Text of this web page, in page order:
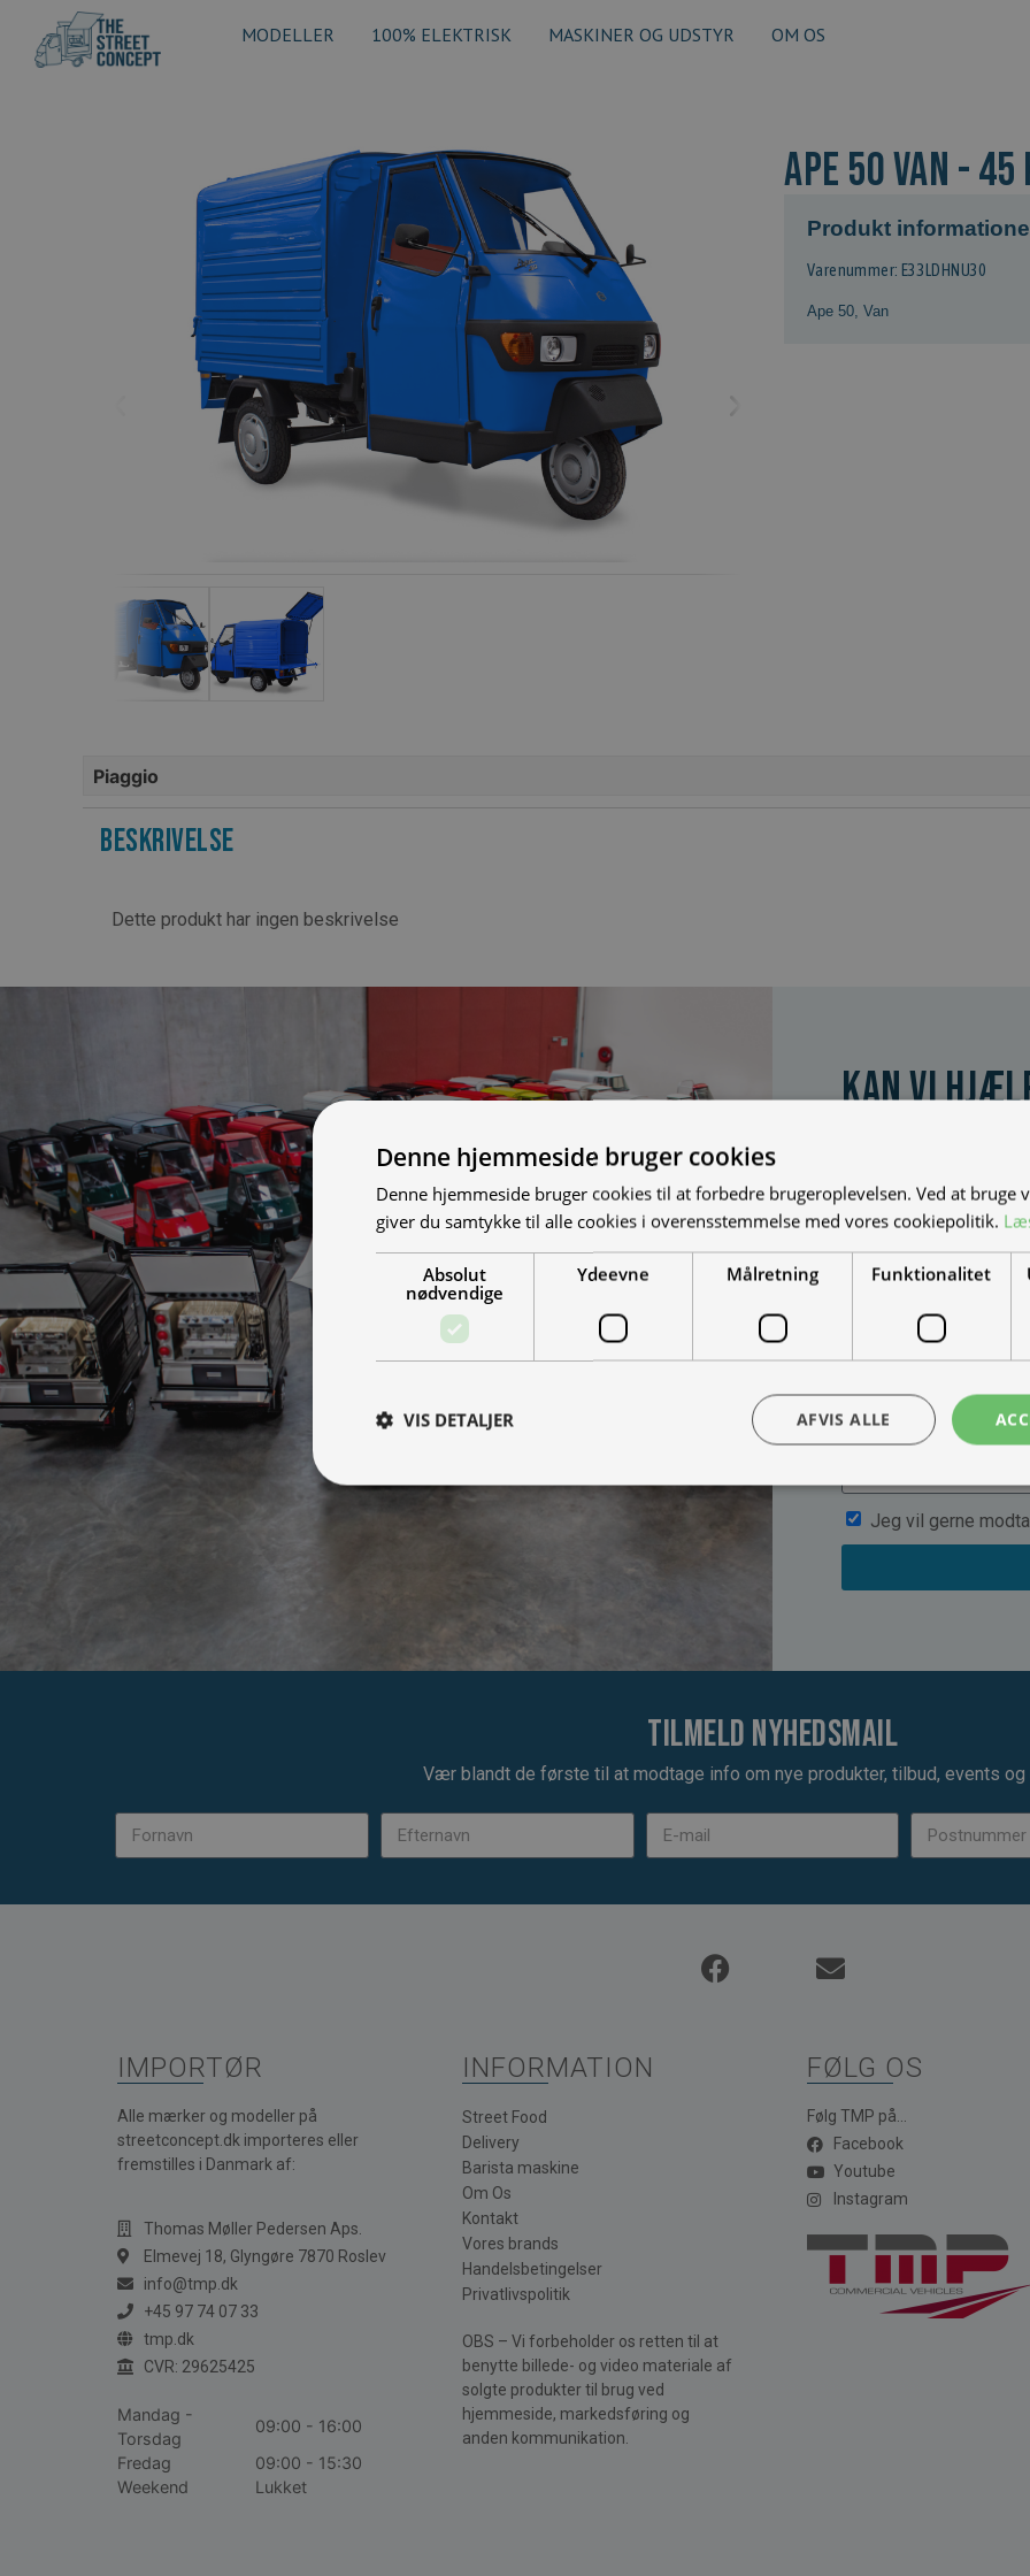
MODELLER 100% ELEKTRISK MASKINER OG UDSTYR OM OS
Ape 50 Van -
Produkt
Varenummer: E33LDHNU30
Ape 50 Van
Piaggio
Beskrivelse
Dette produkt har ingen beskrivelse
Kan vi
Vi bygger vognene
dine behov. Udfyld
muligheder, priser mm.
Jeg vil gerne
Tilmeld nyhedsmail
Vær blandt de første til at modtage info om nye produkter, tilbud, events og
IMPORTØR
Alle mærker og modeller på
streetconcept.dk importeres eller
fremstilles i Danmark af:
Thomas Møller Pedersen Aps.
Elmevej 18, Glyngøre 7870 Roslev
info@tmp.dk
+45 97 74 07 33
tmp.dk
CVR: 29625425
Mandag -
Torsdag
09:00 - 16:00
Fredag
09:00 - 15:30
Weekend
Lukket
INFORMATION
Street Food
Delivery
Barista maskine
Om Os
Kontakt
Vores brands
Handelsbetingelser
Privatlivspolitik
OBS – Vi forbeholder os retten til at
benytte billede- og video materiale af
solgte produkter til brug ved
hjemmeside, markedsføring og
anden kommunikation.
FØLG OS
Følg TMP på...
Facebook
Youtube
Instagram
Denne hjemmeside bruger cookies
Denne hjemmeside bruger cookies til at forbedre brugeroplevelsen. Ved at bruge
giver du samtykke til alle cookies i overensstemmelse med vores cookiepolitik.
Absolut
nødvendige
Ydeevne Målretning Funktionalitet
AFVIS ALLE
VIS DETALJER